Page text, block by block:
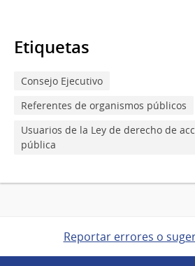
Etiquetas
Consejo Ejecutivo
Referentes de organismos públicos
Usuarios de la Ley de derecho de
pública
Reportar errores o